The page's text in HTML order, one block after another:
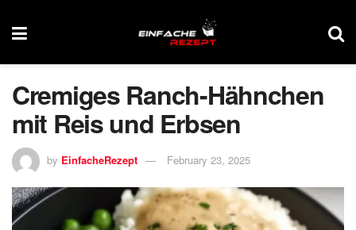
Cremiges Ranch-Hähnchen
mit Reis und Erbsen
by EinfacheRezept February 23, 2025